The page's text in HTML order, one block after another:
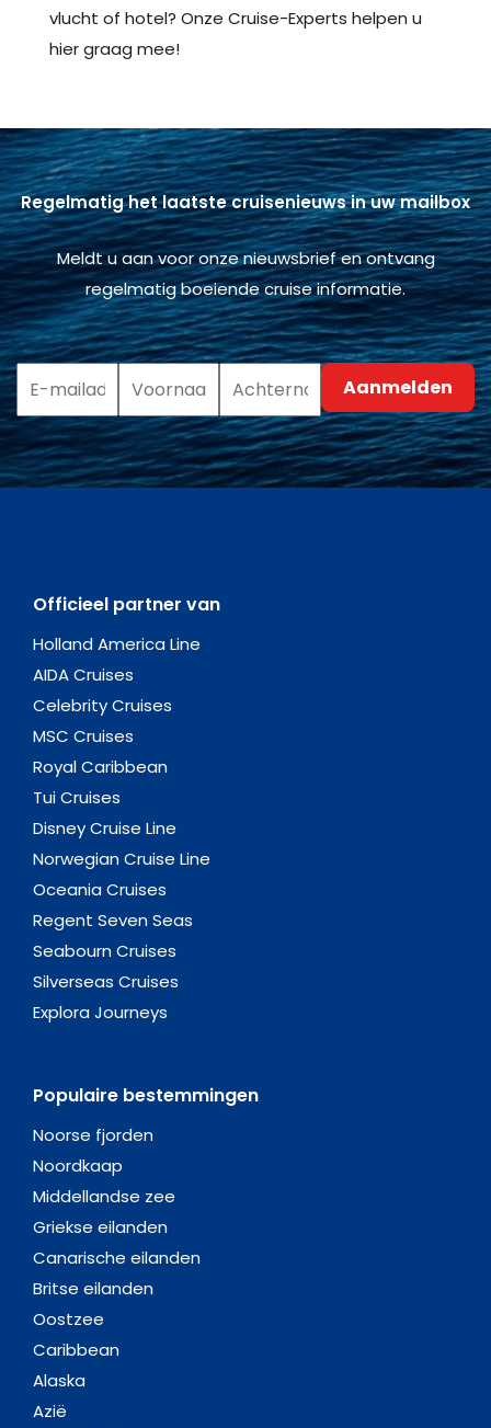
vlucht of hotel? Onze Cruise-Experts helpen u
hier graag mee!
Regelmatig het laatste cruisenieuws in uw mailbox
Meldt u aan voor onze nieuwsbrief en ontvang
regelmatig boeiende cruise informatie.
Officieel partner van
Holland America Line
AIDA Cruises
Celebrity Cruises
MSC Cruises
Royal Caribbean
Tui Cruises
Disney Cruise Line
Norwegian Cruise Line
Oceania Cruises
Regent Seven Seas
Seabourn Cruises
Silverseas Cruises
Explora Journeys
Populaire bestemmingen
Noorse fjorden
Noordkaap
Middellandse zee
Griekse eilanden
Canarische eilanden
Britse eilanden
Oostzee
Caribbean
Alaska
Azië